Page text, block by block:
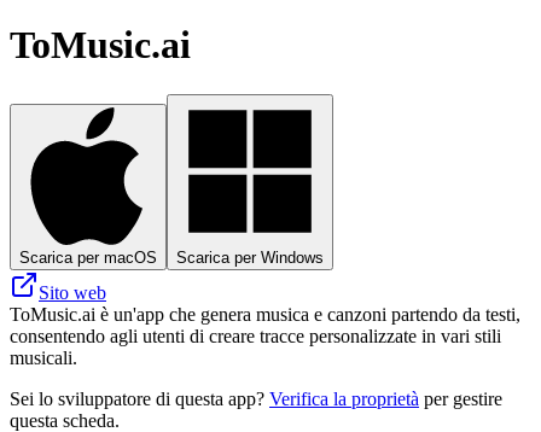
ToMusic.ai
Scarica per macOS Scarica per Windows
Sito web
ToMusic.ai è un'app che genera musica e canzoni partendo da testi,
consentendo agli utenti di creare tracce personalizzate in vari stili
musicali.
Sei lo sviluppatore di questa app? Verifica la proprietà per gestire
questa scheda.